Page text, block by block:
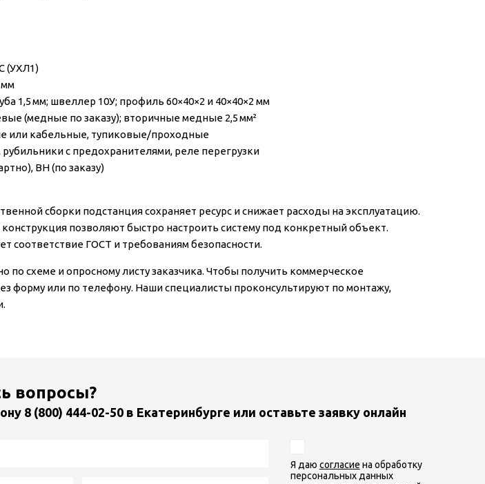
(УХЛ1)
мм
1,5 мм; швеллер 10У; профиль 60×40×2 и 40×40×2 мм
(медные по заказу); вторичные медные 2,5 мм²
или кабельные, тупиковые/проходные
с предохранителями, реле перегрузки
ВН (по заказу)
сборки подстанция сохраняет ресурс и снижает расходы на эксплуатацию.
позволяют быстро настроить систему под конкретный объект.
соответствие ГОСТ и требованиям безопасности.
по схеме и опросному листу заказчика. Чтобы получить коммерческое
форму или по телефону. Наши специалисты проконсультируют по монтажу,
вопросы?
8 (800) 444-02-50 в Екатеринбурге или оставьте заявку онлайн
Я даю согласие на обработку
персональных данных